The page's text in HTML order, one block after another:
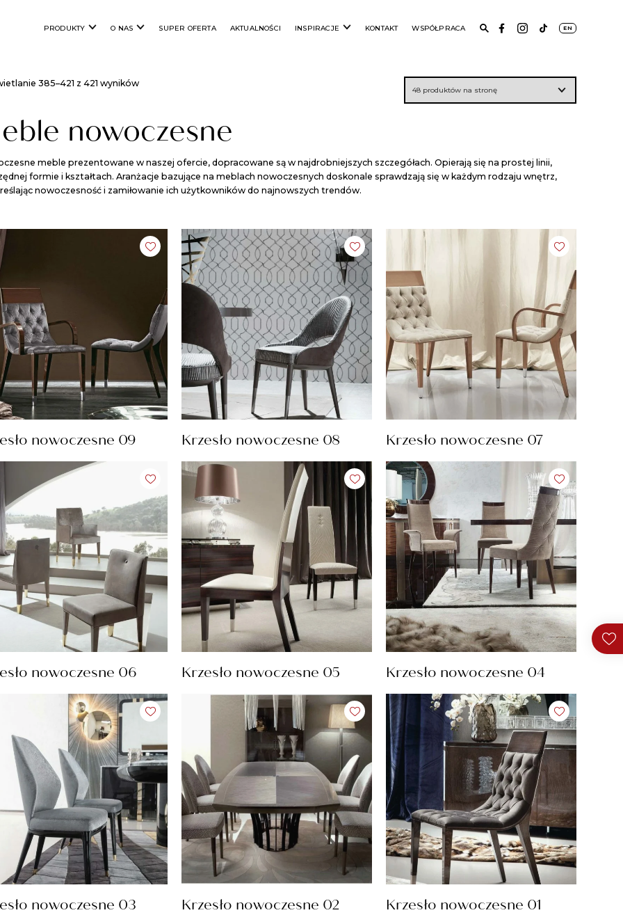
PRODUKTY O NAS SUPER OFERTA AKTUALNOŚCI INSPIRACJE KONTAKT WSPÓŁPRACA EN
385–421 z 421 wyników
nowoczesne
meble prezentowane w naszej ofercie, dopracowane są w najdrobniejszych szczegółach. Opierają się na prostej linii,
formie i kształtach. Aranżacje bazujące na meblach nowoczesnych doskonale sprawdzają się w każdym rodzaju wnętrz,
nowoczesność i zamiłowanie ich użytkowników do najnowszych trendów.
nowoczesne 09 Krzesło nowoczesne 08 Krzesło nowoczesne 07
nowoczesne 06 Krzesło nowoczesne 05 Krzesło nowoczesne 04
nowoczesne 03 Krzesło nowoczesne 02 Krzesło nowoczesne 01